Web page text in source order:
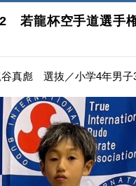
若龍杯空手道選手
真彪 選抜／小学4年男子